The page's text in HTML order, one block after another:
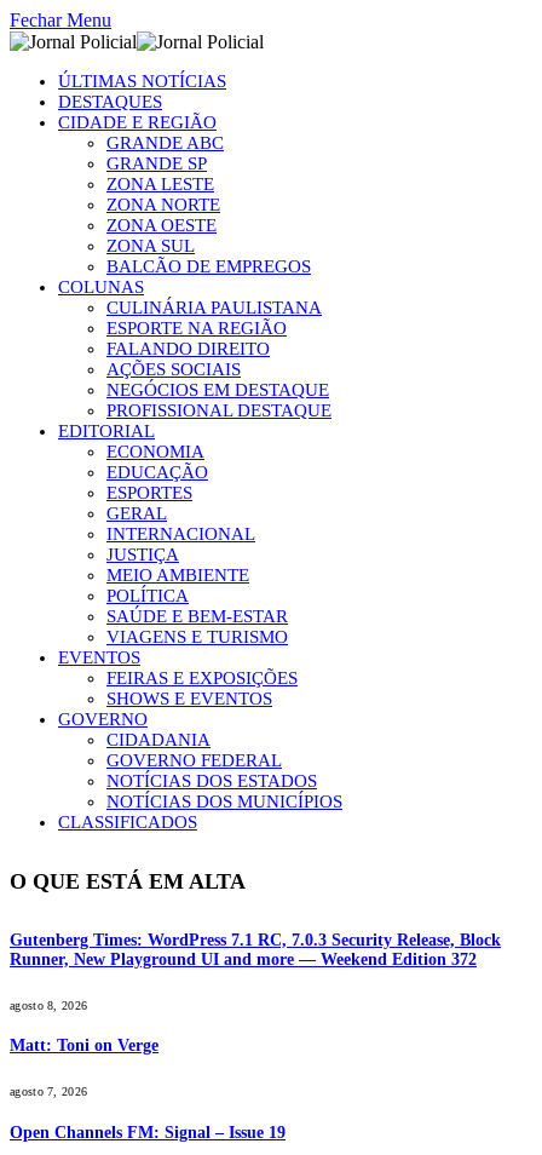
Fechar Menu
ÚLTIMAS NOTÍCIAS
DESTAQUES
CIDADE E REGIÃO
GRANDE ABC
GRANDE SP
ZONA LESTE
ZONA NORTE
ZONA OESTE
ZONA SUL
BALCÃO DE EMPREGOS
COLUNAS
CULINÁRIA PAULISTANA
ESPORTE NA REGIÃO
FALANDO DIREITO
AÇÕES SOCIAIS
NEGÓCIOS EM DESTAQUE
PROFISSIONAL DESTAQUE
EDITORIAL
ECONOMIA
EDUCAÇÃO
ESPORTES
GERAL
INTERNACIONAL
JUSTIÇA
MEIO AMBIENTE
POLÍTICA
SAÚDE E BEM-ESTAR
VIAGENS E TURISMO
EVENTOS
FEIRAS E EXPOSIÇÕES
SHOWS E EVENTOS
GOVERNO
CIDADANIA
GOVERNO FEDERAL
NOTÍCIAS DOS ESTADOS
NOTÍCIAS DOS MUNICÍPIOS
CLASSIFICADOS
O QUE ESTÁ EM ALTA
Gutenberg Times: WordPress 7.1 RC, 7.0.3 Security Release, Block
Runner, New Playground UI and more — Weekend Edition 372
agosto 8, 2026
Matt: Toni on Verge
agosto 7, 2026
Open Channels FM: Signal – Issue 19